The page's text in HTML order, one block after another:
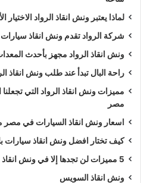
لماذا يعتبر ونش انقاذ الرواد
شركة الرواد تقدم ونش انقاذ
ونش انقاذ الرواد مجهز بأحدث
راحة البال تبدأ عند طلب ونش انقاذ
مميزات ونش انقاذ الرواد التي تجعلنا
مصر
اسعار ونش انقاذ السيارات في مصر
كيف تختار افضل ونش انقاذ سيارات
5 مميزات لن تجدها إلا في ونش انقاذ الرواد لإنقاذ السيارات !
ونش انقاذ السويس